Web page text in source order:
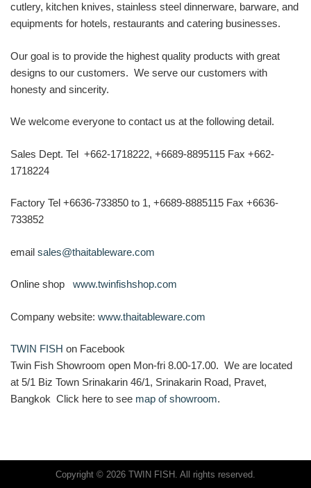
cutlery, kitchen knives, stainless steel dinnerware, barware, and
equipments for hotels, restaurants and catering businesses.
Our goal is to provide the highest quality products with great
designs to our customers. We serve our customers with
honesty and sincerity.
We welcome everyone to contact us at the following detail.
Sales Dept. Tel +662-1718222, +6689-8895115 Fax +662-
1718224
Factory Tel +6636-733850 to 1, +6689-8885115 Fax +6636-
733852
email sales@thaitableware.com
Online shop www.twinfishshop.com
Company website: www.thaitableware.com
TWIN FISH on Facebook
Twin Fish Showroom open Mon-fri 8.00-17.00. We are located
at 5/1 Biz Town Srinakarin 46/1, Srinakarin Road, Pravet,
Bangkok Click here to see map of showroom.
Copyright © 2026 TWIN FISH. All rights reserved.